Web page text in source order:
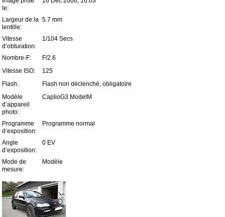
le:
Largeur de la
lentille:
5.7 mm
Vitesse
d’obturation:
1/104 Secs
Nombre-F:
F/2.6
Vitesse ISO:
125
Flash:
Flash non déclenché, obligatoire
Modèle
d’appareil
photo:
CaplioG3 ModelM
Programme
d’exposition:
Programme normal
Angle
d’exposition:
0 EV
Mode de
mesure:
Modèle